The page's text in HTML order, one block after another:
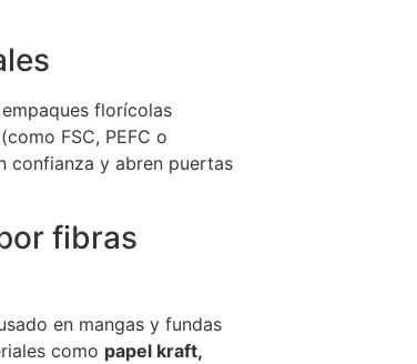
florícolas
FSC, PEFC o
confianza y abren puertas
fibras
en mangas y fundas
como papel kraft,